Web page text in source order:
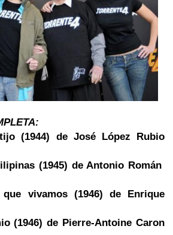
(1944) de José López Rubio
(1945) de Antonio Román
vivamos (1946) de Enrique
(1946) de Pierre-Antoine Caron